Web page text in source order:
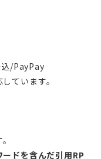
/PayPay
ています。
ドを含んだ引用RP